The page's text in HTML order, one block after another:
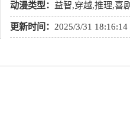
动漫类型： 益智,穿越,推理,喜
险,日语,粤语,奇幻,动画
更新时间： 2025/3/31 18:16:14